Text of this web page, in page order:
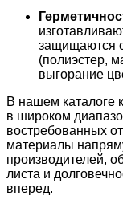
защищаются
(полиэстер,
выгорание
В нашем каталоге
в широком
востребованных
материалы
производителей,
листа и
вперед.